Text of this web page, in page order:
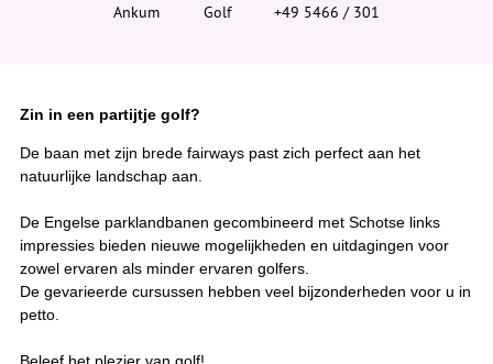
e
Ankum Golf +49 5466 / 301
Zin in een partijtje golf?
De baan met zijn brede fairways past zich perfect aan het
natuurlijke landschap aan.
De Engelse parklandbanen gecombineerd met Schotse links
impressies bieden nieuwe mogelijkheden en uitdagingen voor
zowel ervaren als minder ervaren golfers.
De gevarieerde cursussen hebben veel bijzonderheden voor u in
petto.